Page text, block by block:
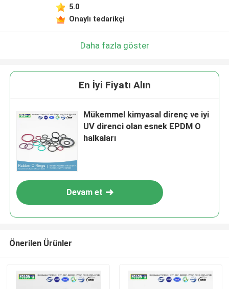
5.0
Onaylı tedarikçi
Daha fazla göster
En İyi Fiyatı Alın
Mükemmel kimyasal direnç ve iyi
UV direnci olan esnek EPDM O
halkaları
Devam et
Önerilen Ürünler